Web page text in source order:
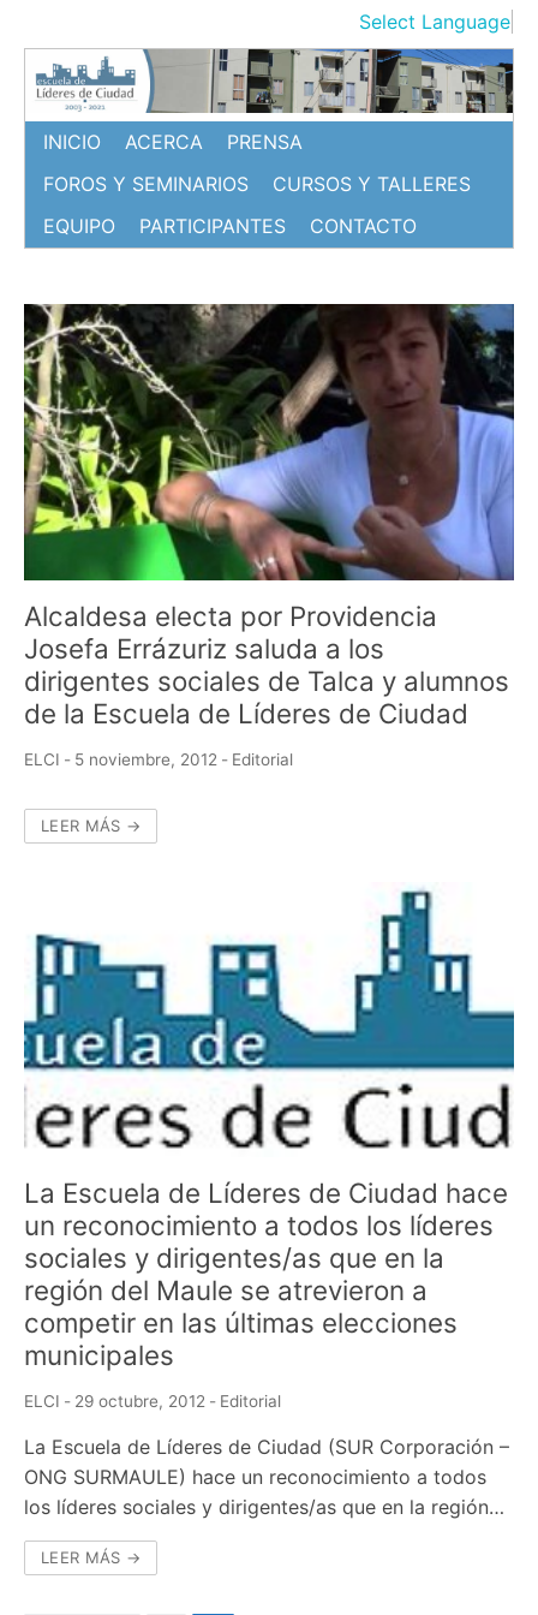
contenido
Select Language
INICIO ACERCA
PRENSA
FOROS Y SEMINARIOS
CURSOS Y TALLERES
EQUIPO
PARTICIPANTES CONTACTO
Alcaldesa electa por Providencia
Josefa Errázuriz saluda a los
dirigentes sociales de Talca y alumnos
de la Escuela de Líderes de Ciudad
ELCI - 5 noviembre, 2012 - Editorial
LEER MÁS →
La Escuela de Líderes de Ciudad hace
un reconocimiento a todos los líderes
sociales y dirigentes/as que en la
región del Maule se atrevieron a
competir en las últimas elecciones
municipales
ELCI - 29 octubre, 2012 - Editorial
La Escuela de Líderes de Ciudad (SUR Corporación –
ONG SURMAULE) hace un reconocimiento a todos
los líderes sociales y dirigentes/as que en la región…
LEER MÁS →